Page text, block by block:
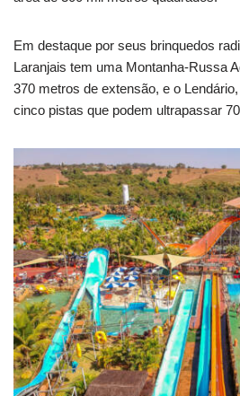
Em destaque por seus brinquedos
Laranjais tem uma Montanha-Russa
370 metros de extensão, e o
cinco pistas que podem ultrapassar